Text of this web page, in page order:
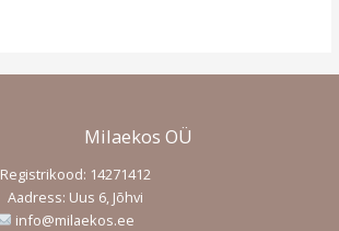
Milaekos OÜ
Registrikood: 14271412
Aadress: Uus 6, Jõhvi
info@milaekos.ee